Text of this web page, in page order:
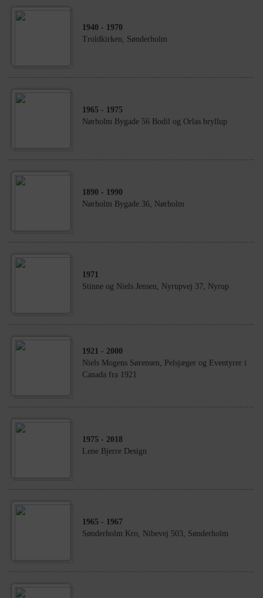
1940 - 1970
Troldkirken, Sønderholm
1965 - 1975
Nørholm Bygade 56 Bodil og Orlas bryllup
1890 - 1990
Nørholm Bygade 36, Nørholm
1971
Stinne og Niels Jensen, Nyrupvej 37, Nyrup
1921 - 2000
Niels Mogens Sørensen, Pelsjæger og Eventyrer i
Canada fra 1921
1975 - 2018
Lene Bjerre Design
1965 - 1967
Sønderholm Kro, Nibevej 503, Sønderholm